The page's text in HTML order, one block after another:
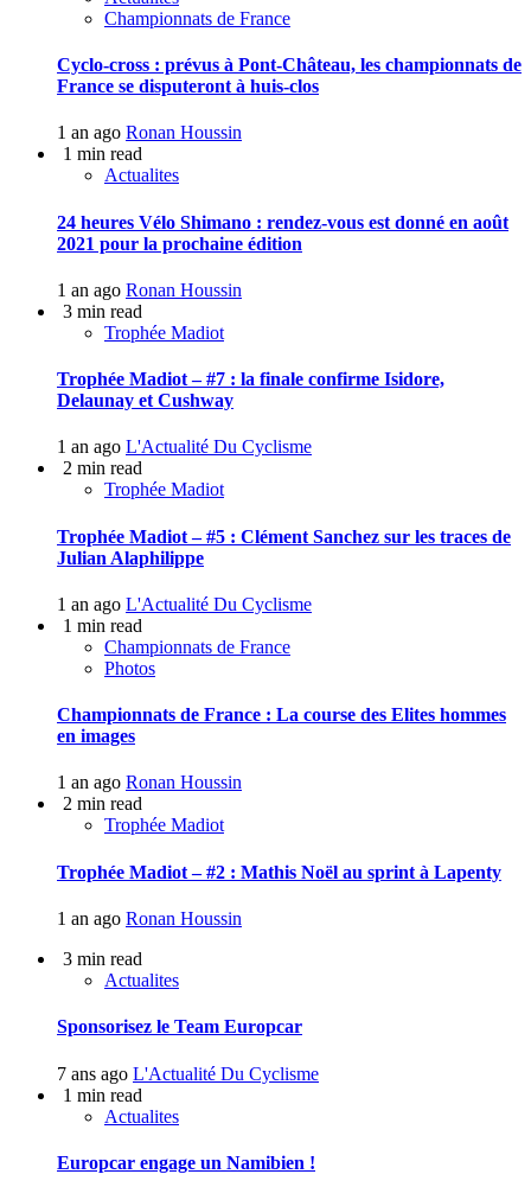
Championnats de France
Cyclo-cross : prévus à Pont-Château, les championnats de
France se disputeront à huis-clos
1 an ago Ronan Houssin
1 min read
Actualites
24 heures Vélo Shimano : rendez-vous est donné en août
2021 pour la prochaine édition
1 an ago Ronan Houssin
3 min read
Trophée Madiot
Trophée Madiot – #7 : la finale confirme Isidore,
Delaunay et Cushway
1 an ago L'Actualité Du Cyclisme
2 min read
Trophée Madiot
Trophée Madiot – #5 : Clément Sanchez sur les traces de
Julian Alaphilippe
1 an ago L'Actualité Du Cyclisme
1 min read
Championnats de France
Photos
Championnats de France : La course des Elites hommes
en images
1 an ago Ronan Houssin
2 min read
Trophée Madiot
Trophée Madiot – #2 : Mathis Noël au sprint à Lapenty
1 an ago Ronan Houssin
3 min read
Actualites
Sponsorisez le Team Europcar
7 ans ago L'Actualité Du Cyclisme
1 min read
Actualites
Europcar engage un Namibien !